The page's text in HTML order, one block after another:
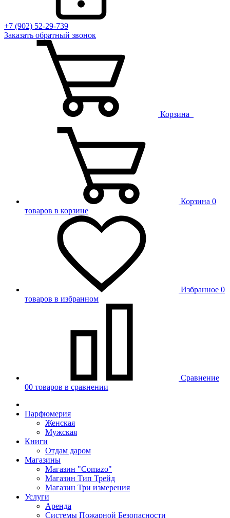
+7 (902) 52-29-739
Заказать обратный звонок
Корзина
Корзина 0
товаров в корзине
Избранное 0
товаров в избранном
Сравнение
00 товаров в сравнении
Парфюмерия
Женская
Мужская
Книги
Отдам даром
Магазины
Магазин "Comazo"
Магазин Тип Трейд
Магазин Три измерения
Услуги
Аренда
Системы Пожарной Безопасности